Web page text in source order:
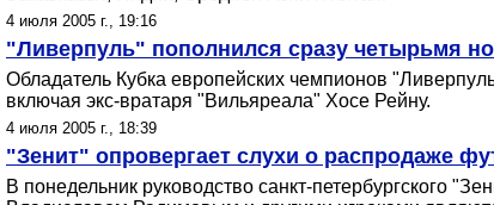
4 июля 2005 г., 19:16
"Ливерпуль" пополнился сразу четырьмя
Обладатель Кубка европейских чемпионов
включая экс-вратаря "Вильяреала" Хосе Рейну.
4 июля 2005 г., 18:39
"Зенит" опровергает слухи о распродаже
В понедельник руководство санкт-петербургского